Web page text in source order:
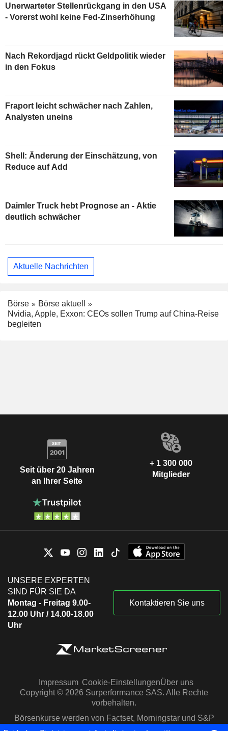
Unerwarteter Stellenrückgang in den USA
- Vorerst wohl keine Fed-Zinserhöhung
Nach Rekordjagd rückt Geldpolitik wieder
in den Fokus
Fraport leicht schwächer nach Zahlen,
Analysten uneins
Shell: Änderung der Einschätzung, von
Reduce auf Add
Daimler Truck hebt Prognose an - Aktie
deutlich schwächer
Aktuelle Nachrichten
Börse
Börse aktuell
Nvidia, Apple, Exxon: CEOs sollen Trump auf China-Reise
begleiten
Seit über 20 Jahren
an Ihrer Seite
+ 1 300 000
Mitglieder
UNSERE EXPERTEN
SIND FÜR SIE DA
Montag - Freitag 9.00-
12.00 Uhr / 14.00-18.00
Uhr
Kontaktieren Sie uns
Impressum Cookie-EinstellungenÜber uns
Copyright © 2026 Surperformance SAS. Alle Rechte
vorbehalten.
Börsenkurse werden von Factset, Morningstar und S&P
Capital IQ zur Verfügung gestellt